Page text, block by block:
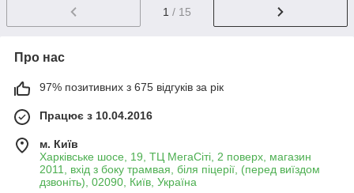
1 / 15
Про нас
97% позитивних з 675 відгуків за рік
Працює з 10.04.2016
м. Київ
Харківське шосе, 19, ТЦ МегаСіті, 2 поверх, магазин
2011, вхід з боку трамвая, біля піцерії, (перед виїздом
дзвоніть), 02090, Київ, Україна